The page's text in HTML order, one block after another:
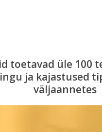
toetavad üle 100
ja kajastused
väljaannetes